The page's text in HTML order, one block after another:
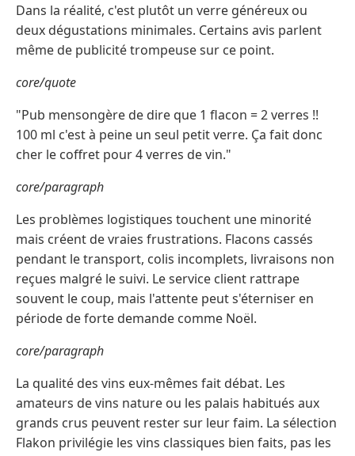
Dans la réalité, c'est plutôt un verre généreux ou
deux dégustations minimales. Certains avis parlent
même de publicité trompeuse sur ce point.
core/quote
"Pub mensongère de dire que 1 flacon = 2 verres !!
100 ml c'est à peine un seul petit verre. Ça fait donc
cher le coffret pour 4 verres de vin."
core/paragraph
Les problèmes logistiques touchent une minorité
mais créent de vraies frustrations. Flacons cassés
pendant le transport, colis incomplets, livraisons non
reçues malgré le suivi. Le service client rattrape
souvent le coup, mais l'attente peut s'éterniser en
période de forte demande comme Noël.
core/paragraph
La qualité des vins eux-mêmes fait débat. Les
amateurs de vins nature ou les palais habitués aux
grands crus peuvent rester sur leur faim. La sélection
Flakon privilégie les vins classiques bien faits, pas les